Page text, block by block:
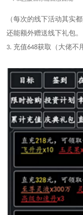
（每次的线下活动其实
还能额外赠送线下礼包。
3. 充值648获取 （大佬不